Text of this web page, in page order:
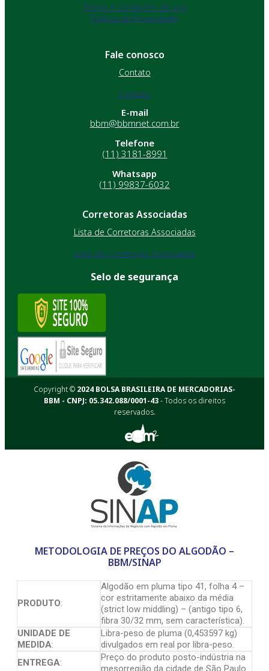
Termo e condições de uso
Política de Privacidade
Fale conosco
Contato
Contato
E-mail
bbm@bbmnet.com.br
Telefone
(11) 3181-8991
Whatsapp
(11) 99837-6032
Corretoras Associadas
Lista de Corretoras Associadas
Lista de Corretoras Associadas
Selo de segurança
Copyright © 2024 BOLSA BRASILEIRA DE MERCADORIAS-
BBM - CNPJ: 05.342.088/0001-43- Todos os direitos
reservados.
METODOLOGIA DE PREÇOS DO ALGODÃO –
BBM/SINAP
PRODUTO:
Algodão em pluma tipo 41, folha 4 –
cor estritamente abaixo da média
(strict low middling) – (antigo tipo 6,
fibra 30/32 mm, sem característica).
UNIDADE DE
MEDIDA:
Libra-peso de pluma (0,453597 kg)
divulgados em real por libra-peso.
ENTREGA:
Preço do produto posto-indústria na
mesorregião da cidade de São Paulo.